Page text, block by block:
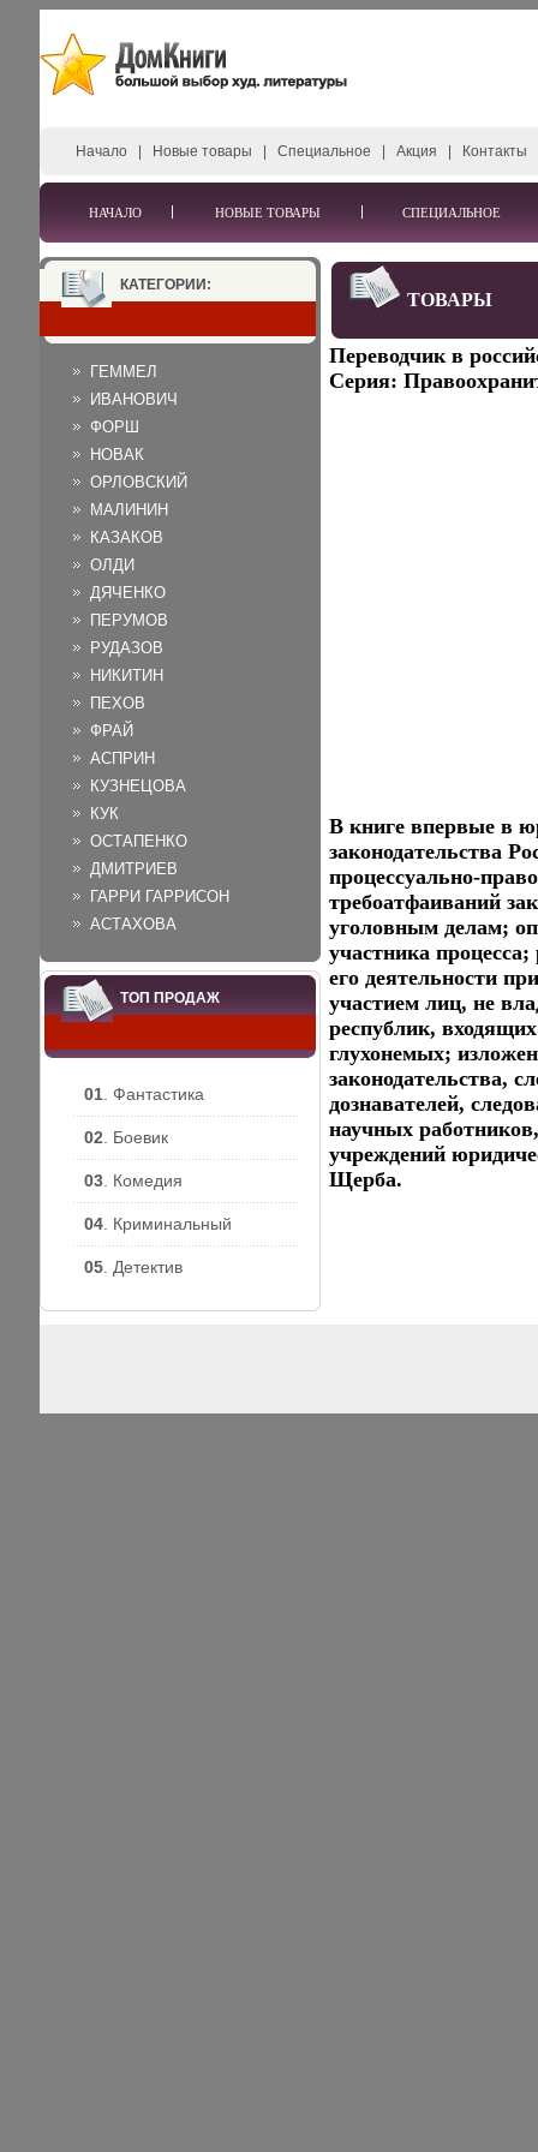
Начало Новые товары Специальное Акция Контакты
НАЧАЛО НОВЫЕ ТОВАРЫ СПЕЦИАЛЬНОЕ
КАТЕГОРИИ:
ГЕММЕЛ
ИВАНОВИЧ
ФОРШ
НОВАК
ОРЛОВСКИЙ
МАЛИНИН
КАЗАКОВ
ОЛДИ
ДЯЧЕНКО
ПЕРУМОВ
РУДАЗОВ
НИКИТИН
ПЕХОВ
ФРАЙ
АСПРИН
КУЗНЕЦОВА
КУК
ОСТАПЕНКО
ДМИТРИЕВ
ГАРРИ ГАРРИСОН
АСТАХОВА
ТОП ПРОДАЖ
01 . Фантастика
02 . Боевик
03 . Комедия
04 . Криминальный
05 . Детектив
ТОВАРЫ
Переводчик в
Серия:
В книге впервые в
законодательства
процессуально-
требоатфаиваний
уголовным делам;
участника
его деятельности
участием лиц, не
республик,
глухонемых;
законодательства,
дознавателей,
научных
учреждений
Щерба.